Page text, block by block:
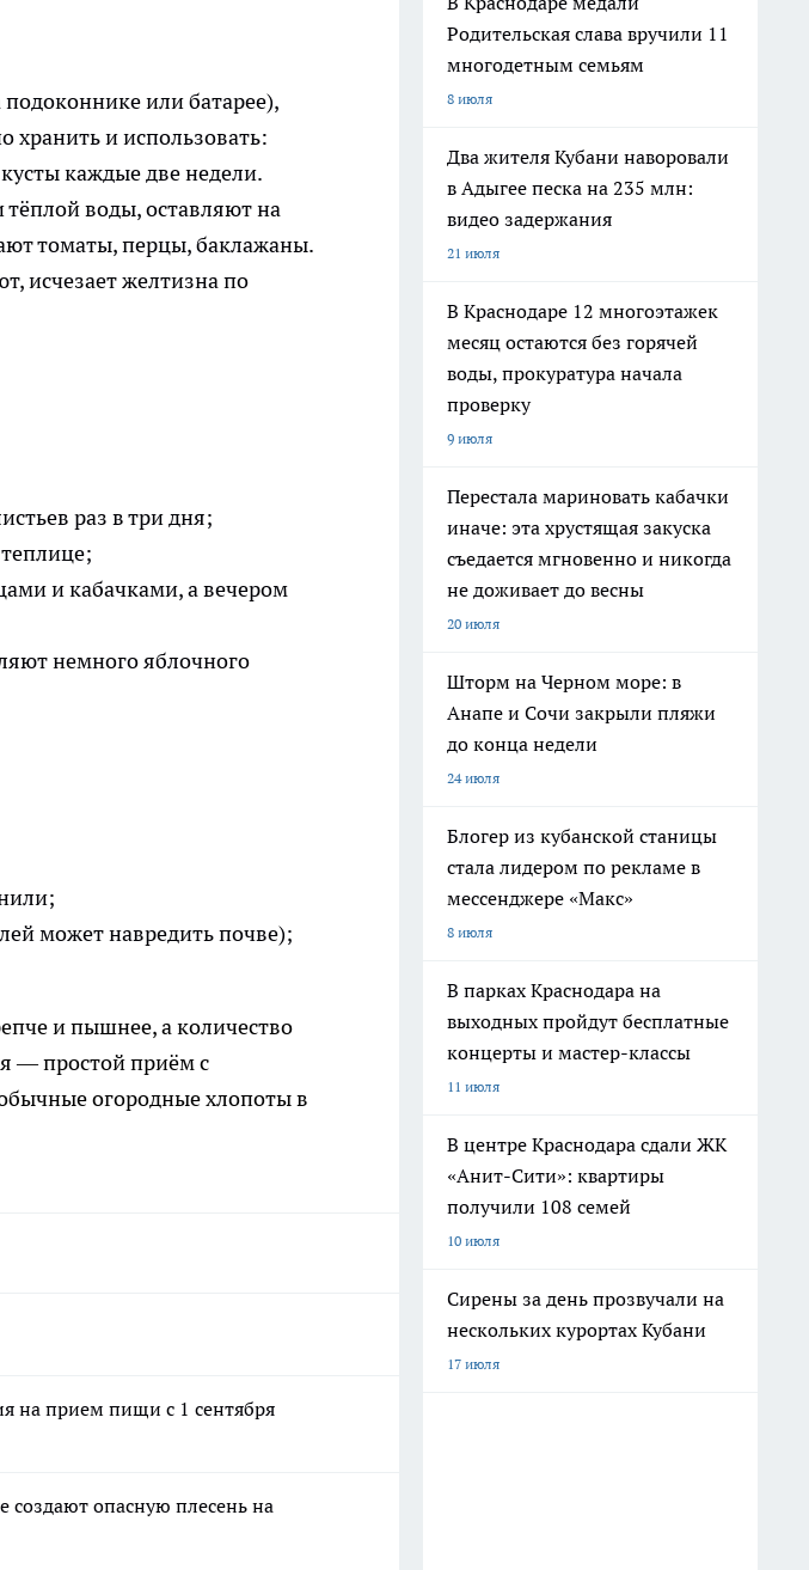
или батарее),
и использовать:
каждые две недели.
воды, оставляют на
томаты, перцы, баклажаны.
исчезает желтизна по
раз в три дня;
и кабачками, а вечером
немного яблочного
может навредить почве);
и пышнее, а количество
— простой приём с
огородные хлопоты в
на прием пищи с 1 сентября
опасную плесень на
Родительская слава вручили 11
многодетным семьям
8 июля
Два жителя Кубани наворовали
в Адыгее песка на 235 млн:
видео задержания
21 июля
В Краснодаре 12 многоэтажек
месяц остаются без горячей
воды, прокуратура начала
проверку
9 июля
Перестала мариновать кабачки
иначе: эта хрустящая закуска
съедается мгновенно и никогда
не доживает до весны
20 июля
Шторм на Черном море: в
Анапе и Сочи закрыли пляжи
до конца недели
24 июля
Блогер из кубанской станицы
стала лидером по рекламе в
мессенджере «Макс»
8 июля
В парках Краснодара на
выходных пройдут бесплатные
концерты и мастер-классы
11 июля
В центре Краснодара сдали ЖК
«Анит-Сити»: квартиры
получили 108 семей
10 июля
Сирены за день прозвучали на
нескольких курортах Кубани
17 июля